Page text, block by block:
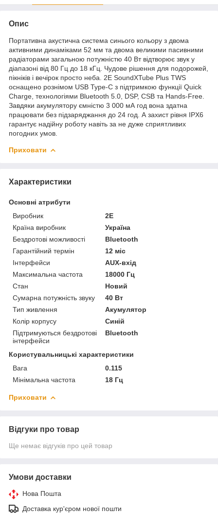
Опис
Портативна акустична система синього кольору з двома
активними динаміками 52 мм та двома великими пасивними
радіаторами загальною потужністю 40 Вт відтворює звук у
діапазоні від 80 Гц до 18 кГц. Чудове рішення для подорожей,
пікніків і вечірок просто неба. 2E SoundXTube Plus TWS
оснащено рознімом USB Type-C з підтримкою функції Quick
Charge, технологіями Bluetooth 5.0, DSP, CSB та Hands-Free.
Завдяки акумулятору ємністю 3 000 мА год вона здатна
працювати без підзаряджання до 24 год. А захист рівня IPX6
гарантує надійну роботу навіть за не дуже сприятливих
погодних умов.
Приховати
Характеристики
Основні атрибути
Виробник
2E
Країна виробник
Україна
Бездротові можливості
Bluetooth
Гарантійний термін
12 міс
Інтерфейси
AUX-вхід
Максимальна частота
18000 Гц
Стан
Новий
Сумарна потужність звуку
40 Вт
Тип живлення
Акумулятор
Колір корпусу
Синій
Підтримуються бездротові
інтерфейси
Bluetooth
Користувальницькі характеристики
Вага
0.115
Мінімальна частота
18 Гц
Приховати
Відгуки про товар
Ще немає відгуків про цей товар
Умови доставки
Нова Пошта
Доставка кур'єром нової пошти